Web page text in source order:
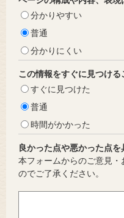
分かりやすい
普通
分かりにくい
この情報をすぐに見つける
すぐに見つけた
普通
時間がかかった
良かった点や悪かった点を
本フォームからのご意見
のでご了承ください。